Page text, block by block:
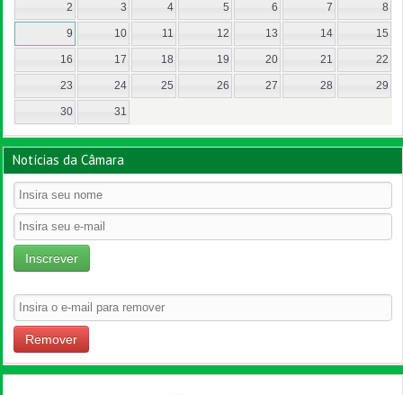
2 3 4 5 6 7 8
9 10 11 12 13 14 15
16 17 18 19 20 21 22
23 24 25 26 27 28 29
30 31
Notícias da Câmara
Inscrever
Remover